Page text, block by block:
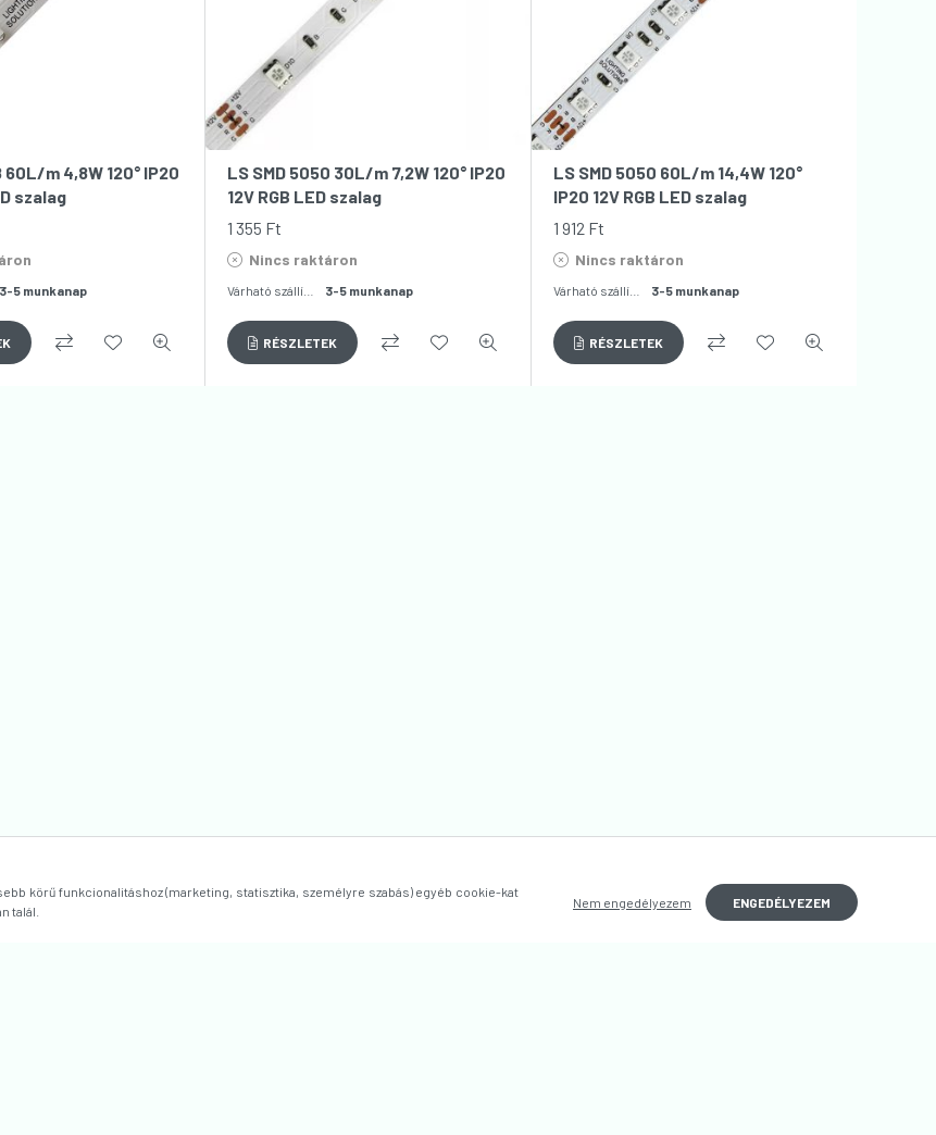
60L/m 4,8W 120° IP20
szalag
3-5 munkanap
LS SMD 5050 30L/m 7,2W 120° IP20
12V RGB LED szalag
1 355 Ft
Nincs raktáron
3-5 munkanap
LS SMD 5050 60L/m 14,4W 120°
IP20 12V RGB LED szalag
1 912 Ft
Nincs raktáron
3-5 munkanap
körű funkcionalitáshoz (marketing, statisztika, személyre szabás) egyéb cookie-kat
talál.
Nem engedélyezem ENGEDÉLYEZEM